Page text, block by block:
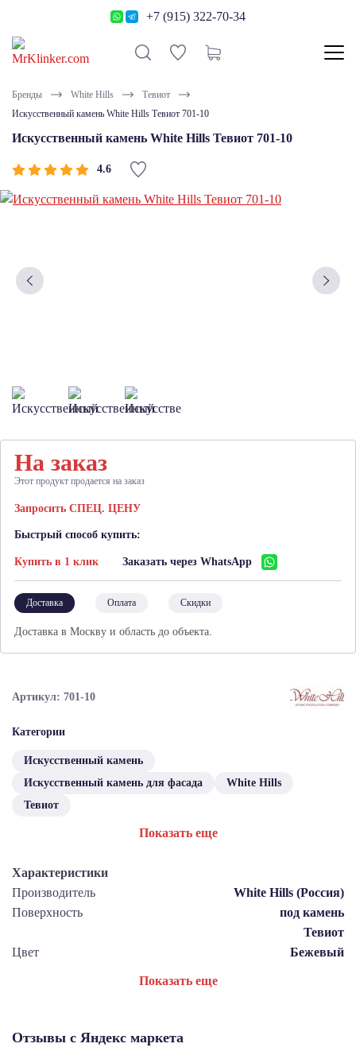
+7 (915) 322-70-34
Бренды White Hills
Тевиот
Искусственный камень White Hills Тевиот 701-10
Искусственный камень White Hills Тевиот 701-10
4.6
Артикул: 701-10
Категории
Искусственный камень
Искусственный камень для фасада
White Hills
Тевиот
Показать еще
Характеристики
Производитель
White Hills (Россия)
Поверхность
под камень
Тевиот
Цвет
Бежевый
Показать еще
На заказ
Этот продукт продается на заказ
Запросить СПЕЦ. ЦЕНУ
Быстрый способ купить:
Купить в 1 клик Заказать через WhatsApp
Доставка Оплата Скидки
Доставка в Москву и область до объекта.
Отзывы с Яндекс маркета